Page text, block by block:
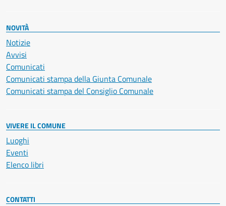
NOVITÀ
Notizie
Avvisi
Comunicati
Comunicati stampa della Giunta Comunale
Comunicati stampa del Consiglio Comunale
VIVERE IL COMUNE
Luoghi
Eventi
Elenco libri
CONTATTI